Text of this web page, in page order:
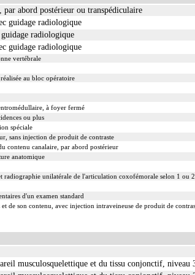
abord postérieur ou transpédiculaire
guidage radiologique
radiologique
guidage radiologique
vertébrale
au bloc opératoire
à foyer fermé
ou plus
spéciale
sans injection de produit de contraste
contenu canalaire, par abord postérieur
anatomique
unilatérale de l'articulation coxofémorale selon 1 ou
d'un examen standard
de son contenu, avec injection intraveineuse de produit de
musculosquelettique et du tissu conjonctif, niveau